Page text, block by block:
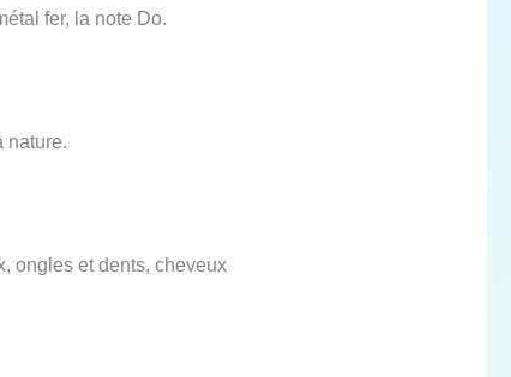
fer, la note Do.
nature.
ongles et dents, cheveux